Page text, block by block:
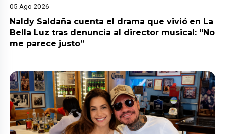
05 Ago 2026
Naldy Saldaña cuenta el drama que vivió en La
Bella Luz tras denuncia al director musical: “No
me parece justo”